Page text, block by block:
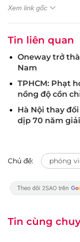
Xem link gốc
Tin liên quan
Oneway trở
Nam
TPHCM: Phạt
nồng độ cồn
Hà Nội thay
dịp 70 năm
Chủ đề: phóng
Tin cùng